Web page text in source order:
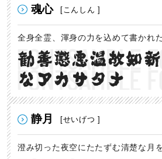
魂心 [こんしん ]
全身全霊、渾身の力を込めて書かれ
勧善懲悪温故知
なアカサタナ
静月 [せいげつ ]
澄み切った夜空にたたずむ清楚な月